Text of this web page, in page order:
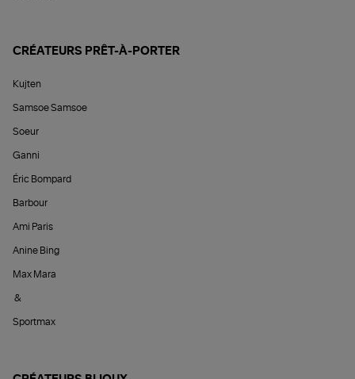
CRÉATEURS PRÊT-À-PORTER
Kujten
Samsoe Samsoe
Soeur
Ganni
Éric Bompard
Barbour
Ami Paris
Anine Bing
Max Mara
&
Sportmax